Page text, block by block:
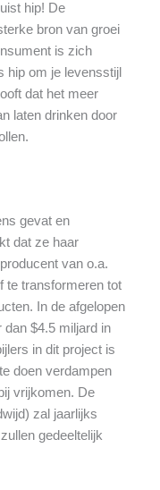
hip! De
bron van groei
is zich
hip om je levensstijl
dat het meer
laten drinken door
gevat en
dat ze haar
van o.a.
te transformeren tot
In de afgelopen
dan $4.5 miljard in
in dit project is
doen verdampen
vrijkomen. De
zal jaarlijks
gedeeltelijk